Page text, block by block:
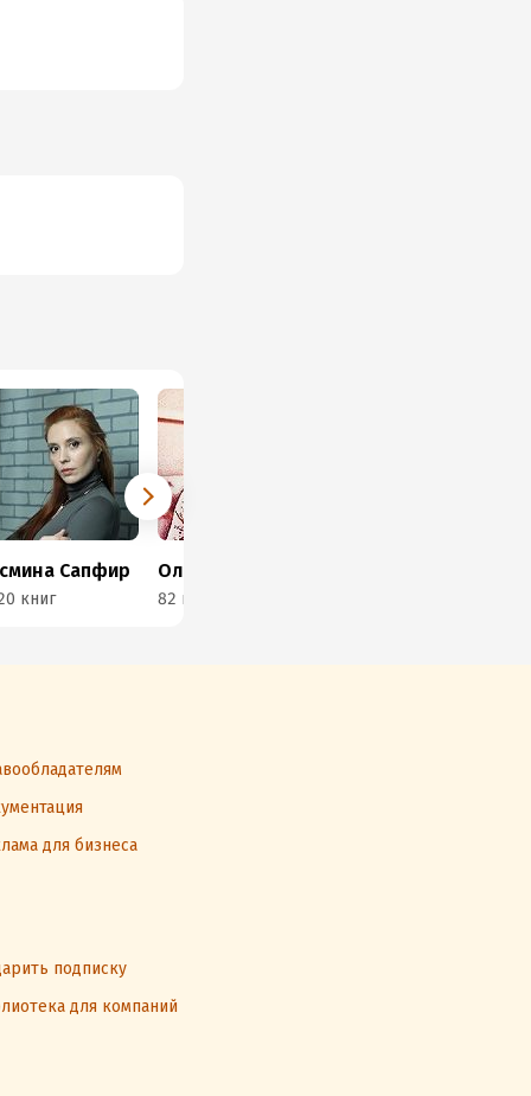
Сапфир
книг
Ольга Герр
82 книги
для бизнеса
подписку
для компаний